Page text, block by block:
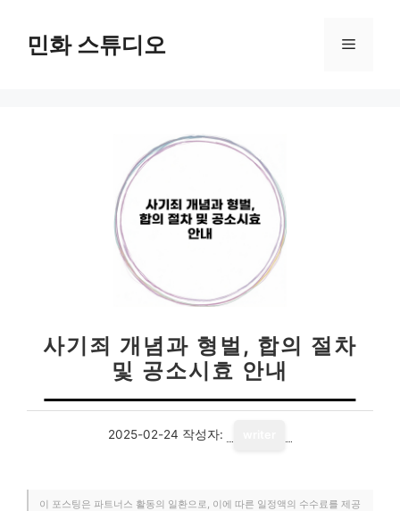
민화 스튜디오 메
사기죄 개념과 형벌, 합의 절차
및 공소시효 안내
2025-02-24 작성자:
이 포스팅은 파트너스 활동의 일환으로, 이에 따른 일정액의 수수료를 제공